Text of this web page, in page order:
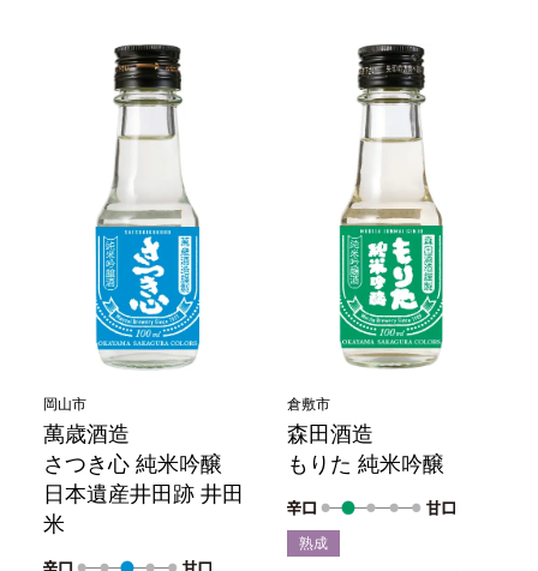
岡山市
萬歳酒造
さつき心 純米吟醸
日本遺産井田跡 井田
米
倉敷市
森田酒造
もりた 純米吟醸
熟成